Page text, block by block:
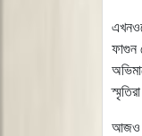
ফাগুন
আজও